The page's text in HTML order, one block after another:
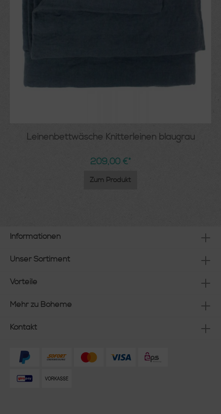
Leinenbettwäsche Knitterleinen blaugrau
209,00 €*
Zum Produkt
Informationen
Unser Sortiment
Vorteile
Mehr zu Boheme
Kontakt